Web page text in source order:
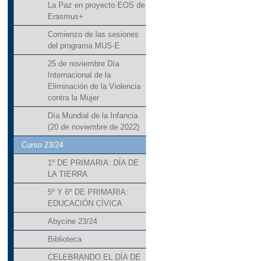
La Paz en proyecto EOS de
Erasmus+
Comienzo de las sesiones
del programa MUS-E
25 de noviembre Día
Internacional de la
Eliminación de la Violencia
contra la Mujer
Día Mundial de la Infancia
(20 de noviembre de 2022)
Curso 23/24
1º DE PRIMARIA: DÍA DE
LA TIERRA
5º Y 6º DE PRIMARIA:
EDUCACIÓN CÍVICA
Abycine 23/24
Biblioteca
CELEBRANDO EL DÍA DE